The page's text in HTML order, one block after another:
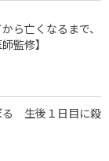
ら亡くなるまで、
監修】
る 生後１日目に殺